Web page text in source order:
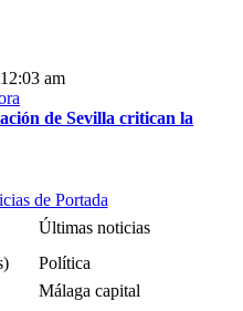
am
de Sevilla critican la
de Portada
Últimas noticias
Política
Málaga capital